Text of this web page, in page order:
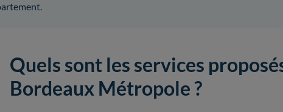
Quels sont les services
Bordeaux Métropole ?